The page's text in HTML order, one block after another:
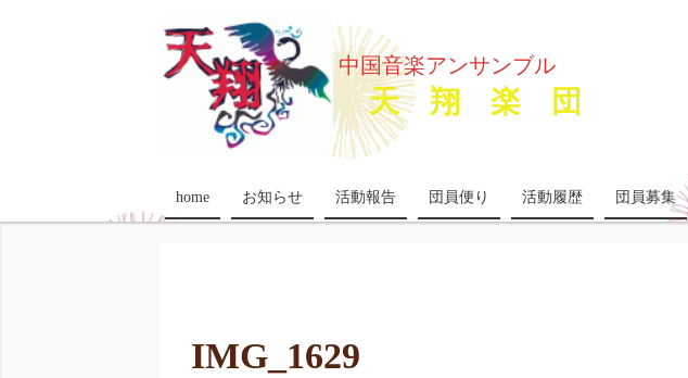
中国音楽アンサンブル
天 翔 楽 団
home お知らせ 活動報告 団員便り 活動履歴 団員募集
IMG_1629